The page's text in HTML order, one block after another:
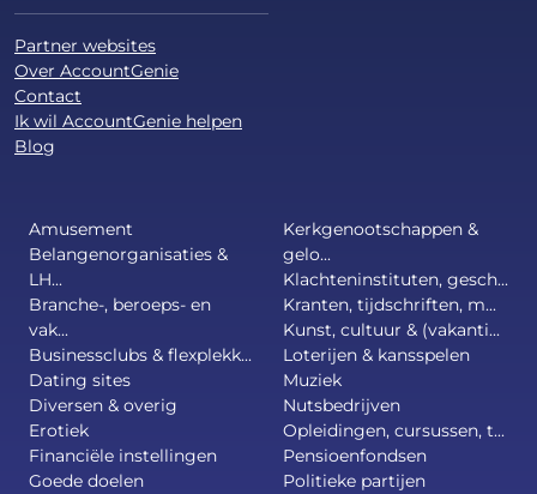
Partner websites
Over AccountGenie
Contact
Ik wil AccountGenie helpen
Blog
Amusement
Belangenorganisaties &
LH...
Branche-, beroeps- en
vak...
Businessclubs & flexplekk...
Dating sites
Diversen & overig
Erotiek
Financiële instellingen
Goede doelen
Kerkgenootschappen &
gelo...
Klachteninstituten, gesch...
Kranten, tijdschriften, m...
Kunst, cultuur & (vakanti...
Loterijen & kansspelen
Muziek
Nutsbedrijven
Opleidingen, cursussen, t...
Pensioenfondsen
Politieke partijen